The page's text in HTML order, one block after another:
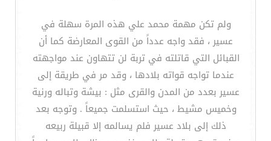
ولم تكن مهمة محمد علي هذه المرة سهلة في
عسير ، فقد واجه عدداً من القوى المعارضة كما أن
القبائل التي قاتلته في تربة لن تتهاون عند مواجهته
عندما تواجه قواته بلادها ، وقد مر في طريقة إلى
عسير بعدد من المدن والقرى مثل : بيشة وتباله ورنية
وخميس مشيط ، حيث استسلمت جميعاً . وتوجه بعد
ذلك إلى بلاد عسير فلم يسالمه إلا قبيلة ربيعه